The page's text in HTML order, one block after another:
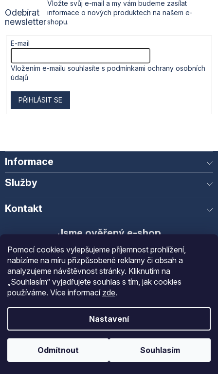
Pomocí cookies vylepšujeme příjemnost prohlížení,
nabízíme na míru přizpůsobené reklamy či obsah a
analyzujeme návštěvnost stránky. Kliknutím na
„Souhlasím“ vyjadřujete souhlas s tím, jak cookies
používáme. Více informací zde.
Nastavení
Odmítnout Souhlasím
Odebírat
newsletter
Vložte svůj e-mail a my vám budeme zasílat
informace o nových produktech na našem e-
shopu.
E-mail
Vložením e-mailu souhlasíte s podmínkami ochrany osobních
údajů
PŘIHLÁSIT SE
Informace
Služby
Kontakt
Jsme ověřený e-shop
Díky spokojenosti našich zákazníků
ObchodGastrofanszískal díky spokojenosti
ověřených zákazníků prestižní certifikát
Ověřeno zákazníky